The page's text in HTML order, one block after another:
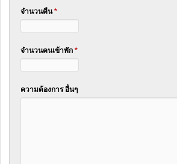
จำนวนคืน*
จำนวนคนเข้าพัก *
ความต้องการ อื่นๆ